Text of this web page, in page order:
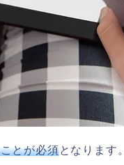
とが必須となります。